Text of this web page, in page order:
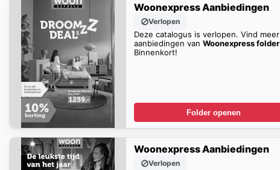
Woonexpress Aanbiedingen
Verlopen
Deze catalogus is verlopen. Vind meer
aanbiedingen van Woonexpress folder
Binnenkort!
Folder openen
Woonexpress Aanbiedingen
Verlopen